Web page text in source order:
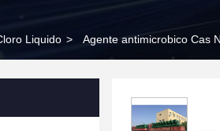
Liquido > Agente antimicrobico Cas